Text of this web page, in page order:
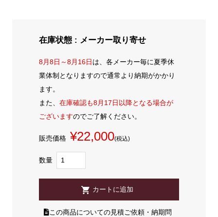
在庫状態 : メーカー取り寄せ
8月8日～8月16日は、各メーカー毎に夏季休
業体制となりますので通常より納期がかかり
ます。
また、 在庫確認も8月17日以降となる場合が
ございますのでご了解ください。
販売価格 ¥22,000(税込)
数量
この商品についての見積ご依頼・納期問